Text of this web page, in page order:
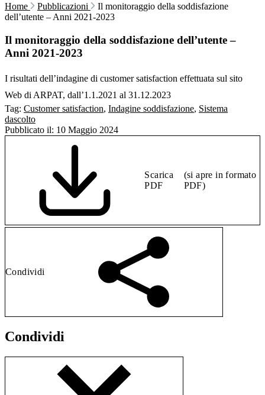
Home Pubblicazioni
Il monitoraggio della soddisfazione
dell’utente – Anni 2021-2023
Il monitoraggio della soddisfazione dell’utente –
Anni 2021-2023
I risultati dell’indagine di customer satisfaction effettuata sul sito
Web di ARPAT, dall’1.1.2021 al 31.12.2023
Tag: Customer satisfaction, Indagine soddisfazione, Sistema
dascolto
Pubblicato il: 10 Maggio 2024
Scarica
PDF
(si apre in formato
PDF)
Condividi
Condividi